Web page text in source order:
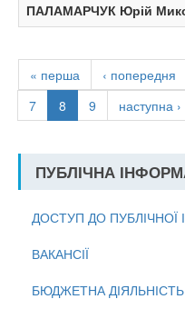
ПАЛАМАРЧУК Юрій
« перша ‹ попередня
7
8 9 наступна ›
ПУБЛІЧНА
ДОСТУП ДО ПУБЛІЧНОЇ
ВАКАНСІЇ
БЮДЖЕТНА ДІЯЛЬНІСТЬ